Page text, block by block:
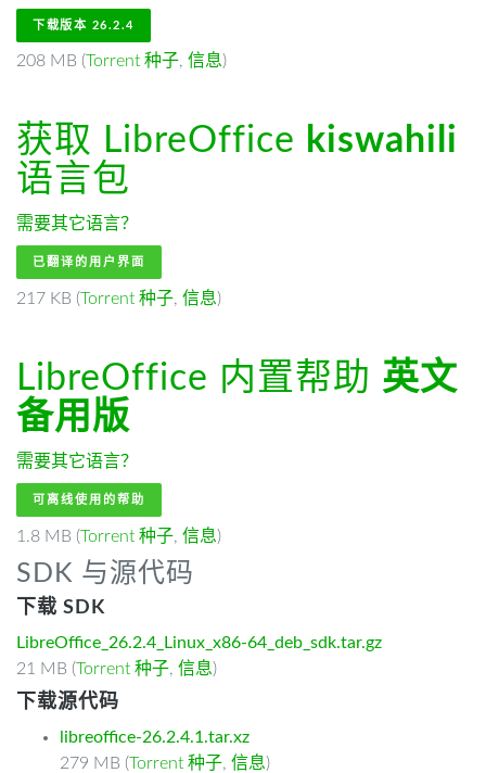
下载版本 26.2.4
208 MB (Torrent 种子, 信息)
获取 LibreOffice kiswahili
语言包
需要其它语言？
已翻译的用户界面
217 KB (Torrent 种子, 信息)
LibreOffice 内置帮助 英文
备用版
需要其它语言？
可离线使用的帮助
1.8 MB (Torrent 种子, 信息)
SDK 与源代码
下载 SDK
LibreOffice_26.2.4_Linux_x86-64_deb_sdk.tar.gz
21 MB (Torrent 种子, 信息)
下载源代码
libreoffice-26.2.4.1.tar.xz
279 MB (Torrent 种子, 信息)